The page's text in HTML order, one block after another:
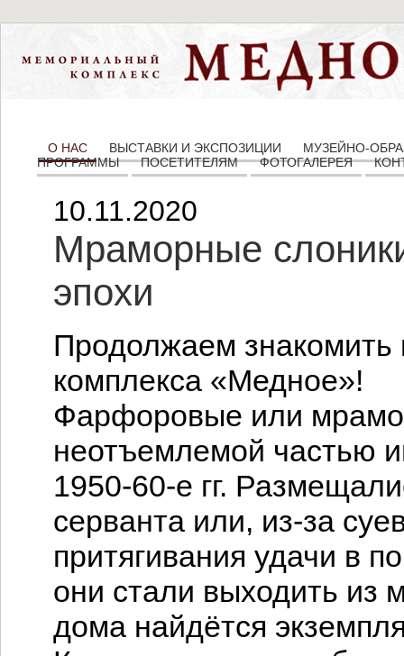
О НАС ВЫСТАВКИ И ЭКСПОЗИЦИИ
МУЗЕЙНО-
ПРОГРАММЫ
ПОСЕТИТЕЛЯМ ФОТОГАЛЕРЕЯ
10.11.2020
Мраморные
эпохи
Продолжаем
комплекса «Медное»!
Фарфоровые или
неотъемлемой частью
1950-60-е гг.
серванта или, из-за
притягивания удачи в
они стали выходить из
дома найдётся